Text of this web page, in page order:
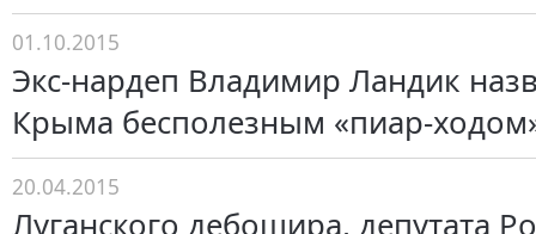
01.10.2015
Экс-нардеп Владимир Ландик
Крыма бесполезным «пиар-
20.04.2015
Луганского дебошира, депутата